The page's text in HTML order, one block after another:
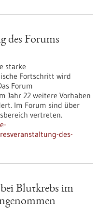
des Forums
starke
Fortschritt wird
Forum
Jahr 22 weitere Vorhaben
Im Forum sind über
vertreten.
des-
Blutkrebs im